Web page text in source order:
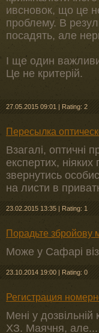
ивсновок, що це
проблему. В
посадять, але
І ще один
Це не критерій.
27.05.2015 09:01 | Rating: 2
Пересылка
Взагалі, оптичні
експертих,
звернутись
на листи в
23.02.2015 13:35 | Rating: 1
Порадьте збройову
Може у Сафарі
23.10.2014 19:00 | Rating: 0
Регистрация
Мені у
ХЗ. Маячня, але...